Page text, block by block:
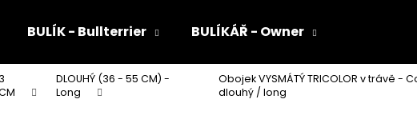
BULÍK - Bullterrier BULÍKÁŘ - Owner
3
DLOUHÝ (36 - 55 CM) -
Long
Obojek VYSMÁTÝ TRICOLOR v trávě -
dlouhý / long
Co potřebujete najít?